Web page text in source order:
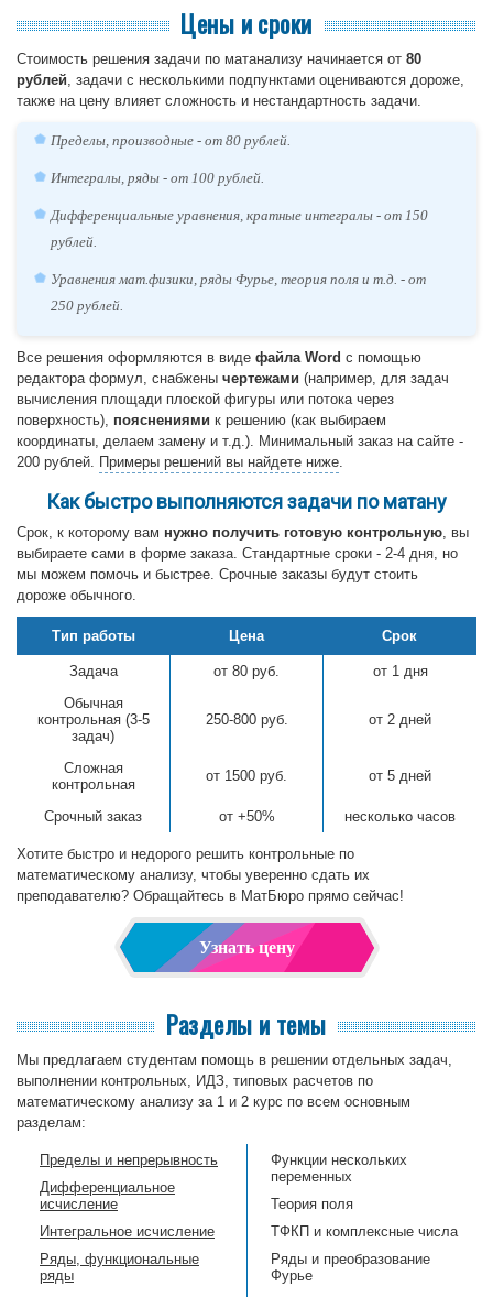
Цены и сроки
Стоимость решения задачи по матанализу начинается от 80
рублей , задачи с несколькими подпунктами оцениваются дороже,
также на цену влияет сложность и нестандартность задачи.
Пределы, производные - от 80 рублей.
Интегралы, ряды - от 100 рублей.
Дифференциальные уравнения, кратные интегралы - от 150
рублей.
Уравнения мат.физики, ряды Фурье, теория поля и т.д. - от
250 рублей.
Все решения оформляются в виде файла Word c помощью
редактора формул, снабжены чертежами (например, для задач
вычисления площади плоской фигуры или потока через
поверхность), пояснениями к решению (как выбираем
координаты, делаем замену и т.д.). Минимальный заказ на сайте -
200 рублей.
Примеры решений вы найдете ниже
Как быстро выполняются задачи по матану
Срок, к которому вам нужно получить готовую контрольную , вы
выбираете сами в форме заказа. Стандартные сроки - 2-4 дня, но
мы можем помочь и быстрее. Срочные заказы будут стоить
дороже обычного.
Тип работы Цена Срок
Задача от 80 руб.
от 1 дня
Обычная
контрольная (3-5
задач)
250-800 руб. от 2 дней
Сложная
контрольная
от 1500 руб. от 5 дней
Срочный заказ от +50% несколько часов
Хотите быстро и недорого решить контрольные по
математическому анализу, чтобы уверенно сдать их
преподавателю? Обращайтесь в МатБюро прямо сейчас!
Узнать цену
Разделы и темы
Мы предлагаем студентам помощь в решении отдельных задач,
выполнении контрольных, ИДЗ, типовых расчетов по
математическому анализу за 1 и 2 курс по всем основным
разделам:
Пределы и непрерывность
Дифференциальное
исчисление
Интегральное исчисление
Ряды, функциональные
ряды
Функции нескольких
переменных
Теория поля
ТФКП и комплексные числа
Ряды и преобразование
Фурье